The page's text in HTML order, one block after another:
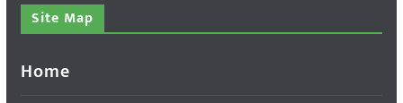
Site Map
Home